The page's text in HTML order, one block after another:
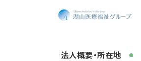
法人概要・所在地